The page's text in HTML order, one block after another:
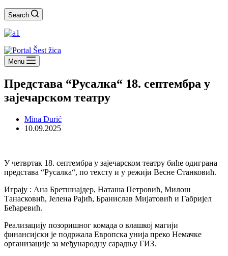
Search
Menu
Представа “Русалка“ 18. септембра у
зајечарском театру
Mina Đurić
10.09.2025
У четвртак 18. септембра у зајечарском театру биће одиграна
представа “Русалка“, по тексту и у режији Весне Станковић.
Играју : Ана Бретшнајдер, Наташа Петровић, Милош
Танасковић, Јелена Рајић, Бранислав Мијатовић и Габријел
Бећаревић.
Реализацију позоришног комада о влашкој магији
финансијски је подржала Европска унија преко Немачке
организације за међународну сарадњу ГИЗ.